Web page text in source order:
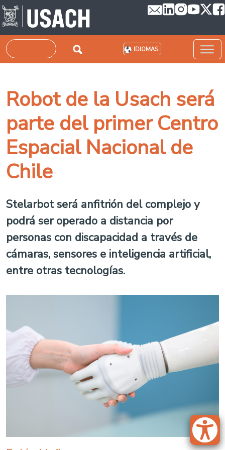
Pasar al contenido principal
Buscar IDIOMAS
Robot de la Usach será
parte del primer Centro
Espacial Nacional de
Chile
Stelarbot será anfitrión del complejo y
podrá ser operado a distancia por
personas con discapacidad a través de
cámaras, sensores e inteligencia artificial,
entre otras tecnologías.